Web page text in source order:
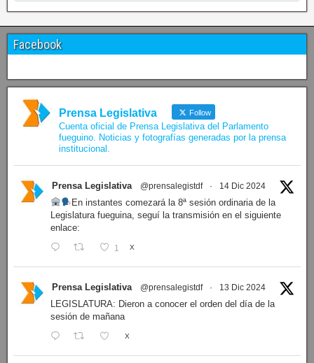
Facebook
Prensa Legislativa Follow
Cuenta oficial de Prensa Legislativa del Parlamento
fueguino. Noticias y fotografías generadas por la prensa
institucional.
Prensa Legislativa @prensalegistdf · 14 Dic 2024
En instantes comezará la 8ª sesión ordinaria de la
Legislatura fueguina, seguí la transmisión en el siguiente
enlace:
1 X
Prensa Legislativa @prensalegistdf · 13 Dic 2024
LEGISLATURA: Dieron a conocer el orden del día de la
sesión de mañana
X